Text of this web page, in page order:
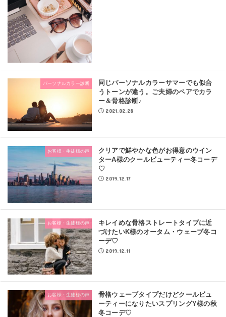
パーソナルカラー診断
同じパーソナルカラーサマーでも似合
うトーンが違う。ご夫婦のペアでカラ
ー＆骨格診断♪
2021.02.28
お客様・生徒様の声
クリアで鮮やかな色がお得意のウイン
ターA様のクールビューティー冬コーデ
♡
2019.12.17
お客様・生徒様の声
キレイめな骨格ストレートタイプに近
づけたいK様のオータム・ウェーブ冬コ
ーデ♡
2019.12.11
お客様・生徒様の声
骨格ウェーブタイプだけどクールビュ
ーティーになりたいスプリングY様の秋
冬コーデ♡